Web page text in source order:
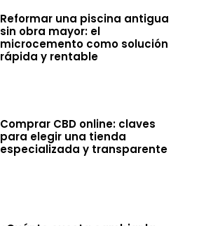
Reformar una piscina antigua
sin obra mayor: el
microcemento como solución
rápida y rentable
Comprar CBD online: claves
para elegir una tienda
especializada y transparente